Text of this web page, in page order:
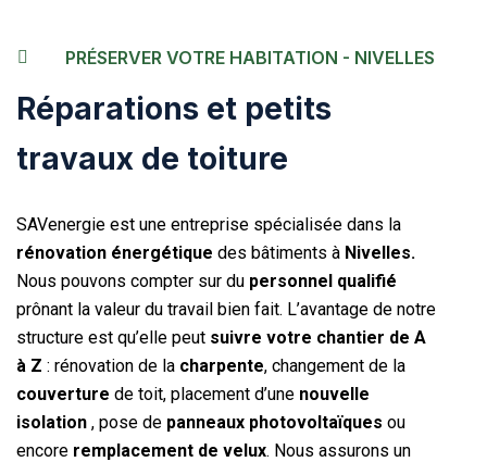
PRÉSERVER VOTRE HABITATION - NIVELLES
Réparations et petits
travaux de toiture
SAVenergie est une entreprise spécialisée dans la
rénovation énergétique des bâtiments à Nivelles.
Nous pouvons compter sur du personnel qualifié
prônant la valeur du travail bien fait. L’avantage de notre
structure est qu’elle peut suivre votre chantier de A
à Z : rénovation de la charpente, changement de la
couverture de toit, placement d’une nouvelle
isolation , pose de panneaux photovoltaïques ou
encore remplacement de velux. Nous assurons un